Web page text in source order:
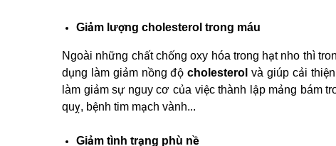
Giảm lượng cholesterol trong máu
Ngoài những chất chống oxy hóa trong hạt nho thì
dụng làm giảm nồng độcholesterol và giúp cải
làm giảm sự nguy cơ của việc thành lập mảng bám
quỵ, bệnh tim mạch vành...
Giảm tình trạng phù nề